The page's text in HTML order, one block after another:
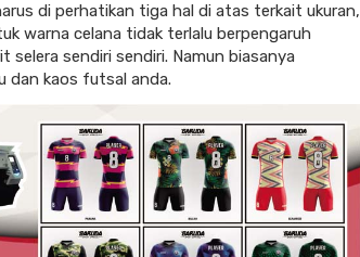
di perhatikan tiga hal di atas terkait ukuran,
warna celana tidak terlalu berpengaruh
sendiri sendiri. Namun biasanya
dan kaos futsal anda.